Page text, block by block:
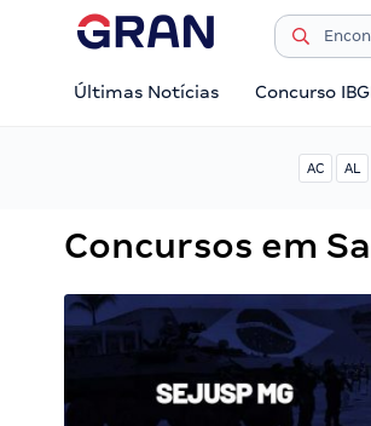
Últimas Notícias Concurso
AC AL
Concursos em